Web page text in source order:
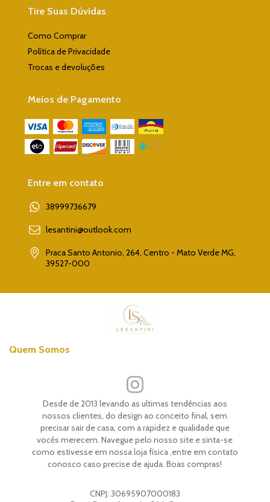
Tire Suas Dúvidas
Como Comprar
Política de Privacidade
Trocas e devoluções
Meios de Pagamento
Entre em contato
38999736679
lesantini@outlook.com
Praca Santo Antonio, 264, Centro - Mato Verde MG,
39527-000
Quem Somos
Desde de 2013 levando as ultimas tendências aos
nossos clientes, do design ao conceito final, sem
precisar sair de casa, com a rapidez e qualidade que
vocês merecem. Navegue pelo nosso site e sinta-se
como estivesse em nossa loja física ,entre em contato
conosco caso precise de ajuda. Boas compras!
CNPJ: 30695907000183